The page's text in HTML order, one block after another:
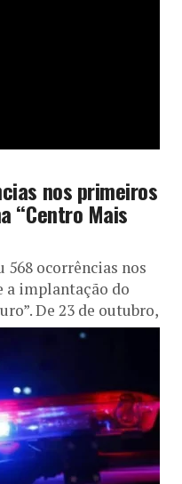
nos primeiros
“Centro Mais
ocorrências nos
a implantação do
De 23 de outubro,